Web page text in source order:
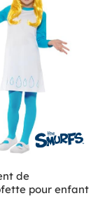
de
pour enfant